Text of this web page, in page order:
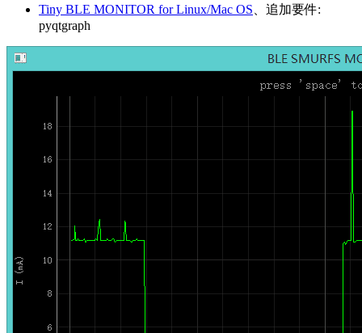
Tiny BLE MONITOR for Linux/Mac OS 、追加要件:
pyqtgraph